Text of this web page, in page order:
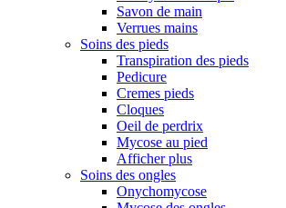
Savon de main
Verrues mains
Soins des pieds
Transpiration des pieds
Pedicure
Cremes pieds
Cloques
Oeil de perdrix
Mycose au pied
Afficher plus
Soins des ongles
Onychomycose